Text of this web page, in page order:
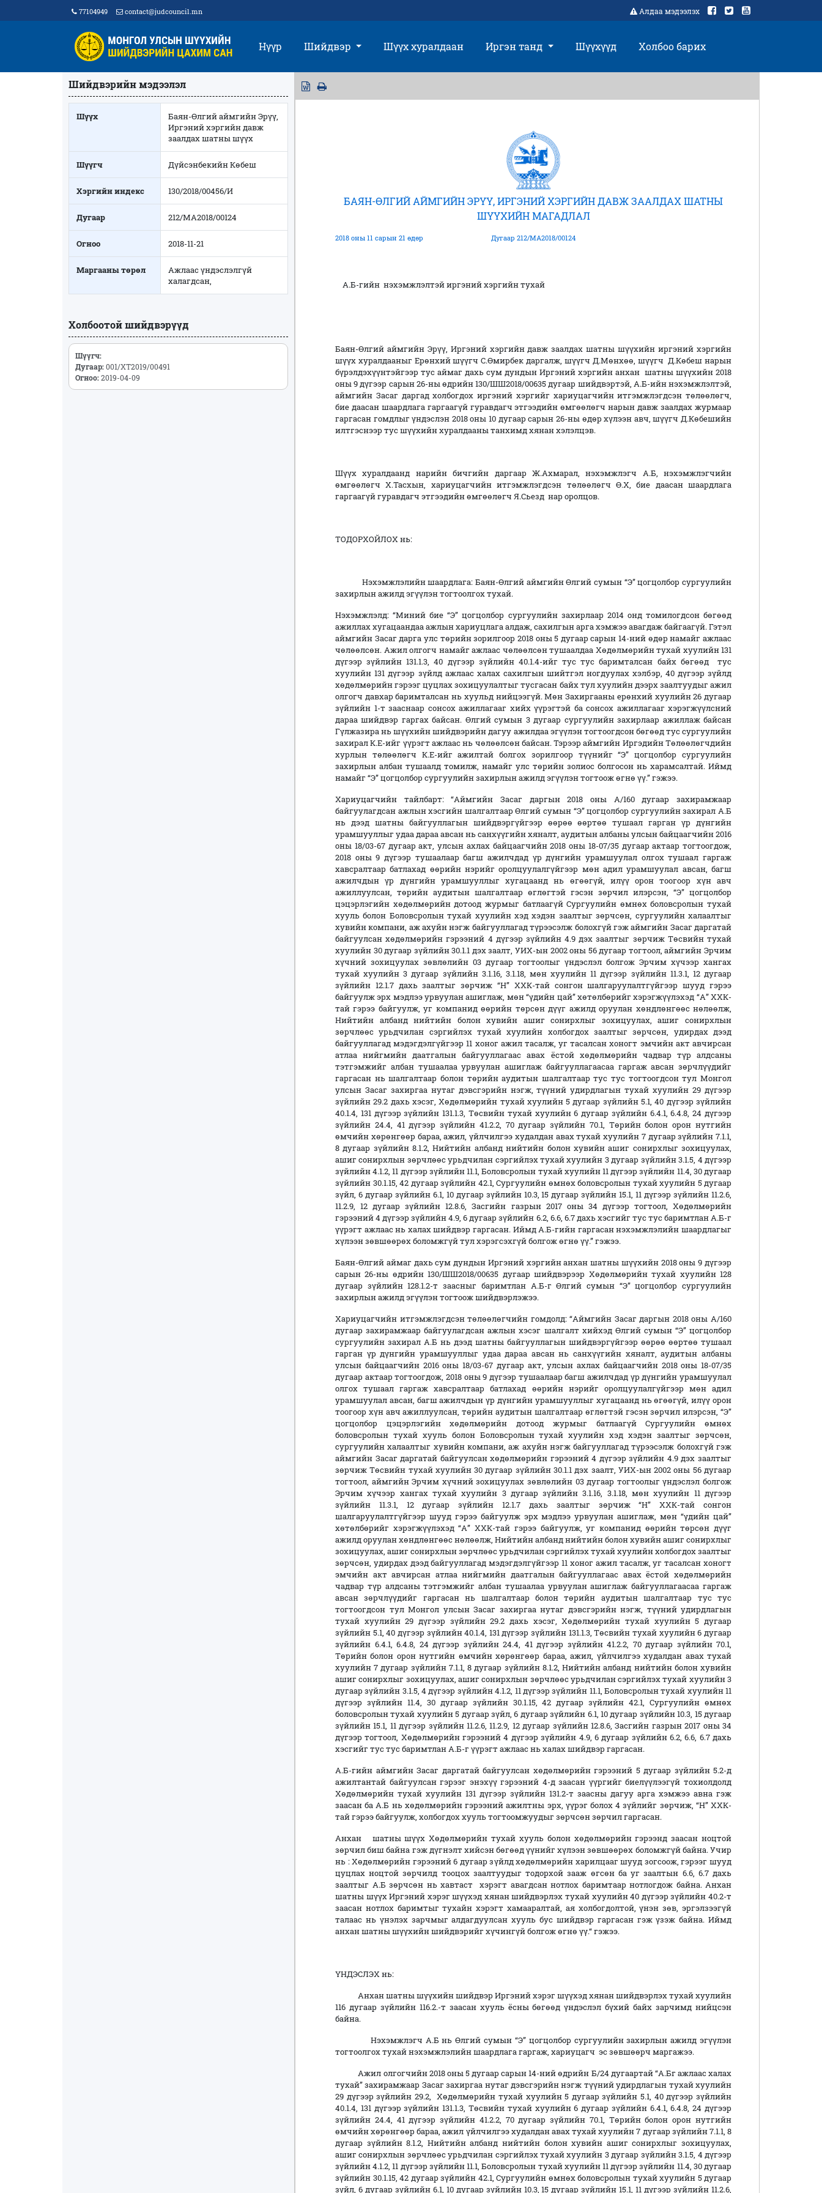
77104949 contact@judcouncil.mn Алдаа мэдээлэх
Нүүр Шийдвэр Шүүх хуралдаан Иргэн танд Шүүхүүд Холбоо барих
Шийдвэрийн мэдээлэл
Шүүх
Баян-Өлгий аймгийн Эрүү,
Иргэний хэргийн давж
заалдах шатны шүүх
Шүүгч Дүйсэнбекийн Көбеш
Хэргийн индекс 130/2018/00456/И
Дугаар 212/МА2018/00124
Огноо 2018-11-21
Маргааны төрөл
Ажлаас үндэслэлгүй
халагдсан,
Холбоотой шийдвэрүүд
Шүүгч:
Дугаар:001/ХТ2019/00491
Огноо:2019-04-09
БАЯН-ӨЛГИЙ АЙМГИЙН ЭРҮҮ, ИРГЭНИЙ ХЭРГИЙН ДАВЖ ЗААЛДАХ ШАТНЫ
ШҮҮХИЙН МАГАДЛАЛ
2018 оны 11 сарын 21 өдөр Дугаар 212/МА2018/00124
А.Б-гийн нэхэмжлэлтэй иргэний хэргийн тухай
Баян-Өлгий аймгийн Эрүү, Иргэний хэргийн давж заалдах шатны шүүхийн иргэний хэргийн
шүүх хуралдааныг Ерөнхий шүүгч С.Өмирбек даргалж, шүүгч Д.Мөнхөө, шүүгч Д.Көбеш нарын
бүрэлдэхүүнтэйгээр тус аймаг дахь сум дундын Иргэний хэргийн анхан шатны шүүхийн 2018
оны 9 дүгээр сарын 26-ны өдрийн 130/ШШ2018/00635 дугаар шийдвэртэй, А.Б-ийн нэхэмжлэлтэй,
аймгийн Засаг даргад холбогдох иргэний хэргийг хариуцагчийн итгэмжлэгдсэн төлөөлөгч,
бие даасан шаардлага гаргаагүй гуравдагч этгээдийн өмгөөлөгч нарын давж заалдах журмаар
гаргасан гомдлыг үндэслэн 2018 оны 10 дугаар сарын 26-ны өдөр хүлээн авч, шүүгч Д.Көбешийн
илтгэснээр тус шүүхийн хуралдааны танхимд хянан хэлэлцэв.
Шүүх хуралдаанд нарийн бичгийн даргаар Ж.Ахмарал, нэхэмжлэгч А.Б, нэхэмжлэгчийн
өмгөөлөгч Х.Тасхын, хариуцагчийн итгэмжлэгдсэн төлөөлөгч Ө.Х, бие даасан шаардлага
гаргаагүй гуравдагч этгээдийн өмгөөлөгч Я.Сьезд нар оролцов.
ТОДОРХОЙЛОХ нь:
Нэхэмжлэлийн шаардлага: Баян-Өлгий аймгийн Өлгий сумын “Э” цогцолбор сургуулийн
захирлын ажилд эгүүлэн тогтоолгох тухай.
Нэхэмжлэлд: “Миний бие “Э” цогцолбор сургуулийн захирлаар 2014 онд томилогдсон бөгөөд
ажиллах хугацаандаа ажлын хариуцлага алдаж, сахилгын арга хэмжээ авагдаж байгаагүй. Гэтэл
аймгийн Засаг дарга улс төрийн зорилгоор 2018 оны 5 дугаар сарын 14-ний өдөр намайг ажлаас
чөлөөлсөн. Ажил олгогч намайг ажлаас чөлөөлсөн тушаалдаа Хөдөлмөрийн тухай хуулийн 131
дүгээр зүйлийн 131.1.3, 40 дүгээр зүйлийн 40.1.4-ийг тус тус баримталсан байх бөгөөд тус
хуулийн 131 дүгээр зүйлд ажлаас халах сахилгын шийтгэл ногдуулах хэлбэр, 40 дүгээр зүйлд
хөдөлмөрийн гэрээг цуцлах зохицуулалтыг тусгасан байх тул хуулийн дээрх заалтуудыг ажил
олгогч давхар баримталсан нь хуульд нийцээгүй. Мөн Захиргааны ерөнхий хуулийн 26 дугаар
зүйлийн 1-т зааснаар сонсох ажиллагааг хийх үүрэгтэй ба сонсох ажиллагааг хэрэгжүүлсний
дараа шийдвэр гаргах байсан. Өлгий сумын 3 дугаар сургуулийн захирлаар ажиллаж байсан
Гүлжазира нь шүүхийн шийдвэрийн дагуу ажилдаа эгүүлэн тогтоогдсон бөгөөд тус сургуулийн
захирал К.Е-ийг үүрэгт ажлаас нь чөлөөлсөн байсан. Тэрээр аймгийн Иргэдийн Төлөөлөгчдийн
хурлын төлөөлөгч К.Е-ийг ажилтай болгох зорилгоор түүнийг “Э” цогцолбор сургуулийн
захирлын албан тушаалд томилж, намайг улс төрийн золиос болгосон нь харамсалтай. Иймд
намайг “Э” цогцолбор сургуулийн захирлын ажилд эгүүлэн тогтоож өгнө үү.” гэжээ.
Хариуцагчийн тайлбарт: “Аймгийн Засаг даргын 2018 оны А/160 дугаар захирамжаар
байгуулагдсан ажлын хэсгийн шалгалтаар Өлгий сумын “Э” цогцолбор сургуулийн захирал А.Б
нь дээд шатны байгууллагын шийдвэргүйгээр өөрөө өөртөө тушаал гарган үр дүнгийн
урамшууллыг удаа дараа авсан нь санхүүгийн хяналт, аудитын албаны улсын байцаагчийн 2016
оны 18/03-67 дугаар акт, улсын ахлах байцаагчийн 2018 оны 18-07/35 дугаар актаар тогтоогдож,
2018 оны 9 дүгээр тушаалаар багш ажилчдад үр дүнгийн урамшуулал олгох тушаал гаргаж
хавсралтаар батлахад өөрийн нэрийг оролцуулалгүйгээр мөн адил урамшуулал авсан, багш
ажилчдын үр дүнгийн урамшууллыг хугацаанд нь өгөөгүй, илүү орон тоогоор хүн авч
ажиллуулсан, төрийн аудитын шалгалтаар өглөгтэй гэсэн зөрчил илэрсэн, “Э” цогцолбор
цэцэрлэгийн хөдөлмөрийн дотоод журмыг батлаагүй Сургуулийн өмнөх боловсролын тухай
хууль болон Боловсролын тухай хуулийн хэд хэдэн заалтыг зөрчсөн, сургуулийн халаалтыг
хувийн компани, аж ахуйн нэгж байгууллагад түрээсэлж болохгүй гэж аймгийн Засаг даргатай
байгуулсан хөдөлмөрийн гэрээний 4 дүгээр зүйлийн 4.9 дэх заалтыг зөрчиж Төсвийн тухай
хуулийн 30 дугаар зүйлийн 30.1.1 дэх заалт, УИХ-ын 2002 оны 56 дугаар тогтоол, аймгийн Эрчим
хүчний зохицуулах зөвлөлийн 03 дугаар тогтоолыг үндэслэл болгож Эрчим хүчээр хангах
тухай хуулийн 3 дугаар зүйлийн 3.1.16, 3.1.18, мөн хуулийн 11 дүгээр зүйлийн 11.3.1, 12 дугаар
зүйлийн 12.1.7 дахь заалтыг зөрчиж “Н” ХХК-тай сонгон шалгаруулалтгүйгээр шууд гэрээ
байгуулж эрх мэдлээ урвуулан ашиглаж, мөн “үдийн цай” хөтөлбөрийг хэрэгжүүлэхэд “А” ХХК-
тай гэрээ байгуулж, уг компанид өөрийн төрсөн дүүг ажилд оруулан хөндлөнгөөс нөлөөлж,
Нийтийн албанд нийтийн болон хувийн ашиг сонирхлыг зохицуулах, ашиг сонирхлын
зөрчлөөс урьдчилан сэргийлэх тухай хуулийн холбогдох заалтыг зөрчсөн, удирдах дээд
байгууллагад мэдэгдэлгүйгээр 11 хоног ажил тасалж, уг тасалсан хоногт эмчийн акт авчирсан
атлаа нийгмийн даатгалын байгууллагаас авах ёстой хөдөлмөрийн чадвар түр алдсаны
тэтгэмжийг албан тушаалаа урвуулан ашиглаж байгууллагаасаа гаргаж авсан зөрчлүүдийг
гаргасан нь шалгалтаар болон төрийн аудитын шалгалтаар тус тус тогтоогдсон тул Монгол
улсын Засаг захиргаа нутаг дэвсгэрийн нэгж, түүний удирдлагын тухай хуулийн 29 дүгээр
зүйлийн 29.2 дахь хэсэг, Хөдөлмөрийн тухай хуулийн 5 дугаар зүйлийн 5.1, 40 дүгээр зүйлийн
40.1.4, 131 дүгээр зүйлийн 131.1.3, Төсвийн тухай хуулийн 6 дугаар зүйлийн 6.4.1, 6.4.8, 24 дүгээр
зүйлийн 24.4, 41 дүгээр зүйлийн 41.2.2, 70 дугаар зүйлийн 70.1, Төрийн болон орон нутгийн
өмчийн хөрөнгөөр бараа, ажил, үйлчилгээ худалдан авах тухай хуулийн 7 дугаар зүйлийн 7.1.1,
8 дугаар зүйлийн 8.1.2, Нийтийн албанд нийтийн болон хувийн ашиг сонирхлыг зохицуулах,
ашиг сонирхлын зөрчлөөс урьдчилан сэргийлэх тухай хуулийн 3 дугаар зүйлийн 3.1.5, 4 дүгээр
зүйлийн 4.1.2, 11 дүгээр зүйлийн 11.1, Боловсролын тухай хуулийн 11 дүгээр зүйлийн 11.4, 30 дугаар
зүйлийн 30.1.15, 42 дугаар зүйлийн 42.1, Сургуулийн өмнөх боловсролын тухай хуулийн 5 дугаар
зүйл, 6 дугаар зүйлийн 6.1, 10 дугаар зүйлийн 10.3, 15 дугаар зүйлийн 15.1, 11 дүгээр зүйлийн 11.2.6,
11.2.9, 12 дугаар зүйлийн 12.8.6, Засгийн газрын 2017 оны 34 дүгээр тогтоол, Хөдөлмөрийн
гэрээний 4 дүгээр зүйлийн 4.9, 6 дугаар зүйлийн 6.2, 6.6, 6.7 дахь хэсгийг тус тус баримтлан А.Б-г
үүрэгт ажлаас нь халах шийдвэр гаргасан. Иймд А.Б-гийн гаргасан нэхэмжлэлийн шаардлагыг
хүлээн зөвшөөрөх боломжгүй тул хэрэгсэхгүй болгож өгнө үү.” гэжээ.
Баян-Өлгий аймаг дахь сум дундын Иргэний хэргийн анхан шатны шүүхийн 2018 оны 9 дүгээр
сарын 26-ны өдрийн 130/ШШ2018/00635 дугаар шийдвэрээр Хөдөлмөрийн тухай хуулийн 128
дугаар зүйлийн 128.1.2-т заасныг баримтлан А.Б-г Өлгий сумын “Э” цогцолбор сургуулийн
захирлын ажилд эгүүлэн тогтоож шийдвэрлэжээ.
Хариуцагчийн итгэмжлэгдсэн төлөөлөгчийн гомдолд: “Аймгийн Засаг даргын 2018 оны А/160
дугаар захирамжаар байгуулагдсан ажлын хэсэг шалгалт хийхэд Өлгий сумын “Э” цогцолбор
сургуулийн захирал А.Б нь дээд шатны байгууллагын шийдвэргүйгээр өөрөө өөртөө тушаал
гарган үр дүнгийн урамшууллыг удаа дараа авсан нь санхүүгийн хяналт, аудитын албаны
улсын байцаагчийн 2016 оны 18/03-67 дугаар акт, улсын ахлах байцаагчийн 2018 оны 18-07/35
дугаар актаар тогтоогдож, 2018 оны 9 дүгээр тушаалаар багш ажилчдад үр дүнгийн урамшуулал
олгох тушаал гаргаж хавсралтаар батлахад өөрийн нэрийг оролцуулалгүйгээр мөн адил
урамшуулал авсан, багш ажилчдын үр дүнгийн урамшууллыг хугацаанд нь өгөөгүй, илүү орон
тоогоор хүн авч ажиллуулсан, төрийн аудитын шалгалтаар өглөгтэй гэсэн зөрчил илэрсэн, “Э”
цогцолбор цэцэрлэгийн хөдөлмөрийн дотоод журмыг батлаагүй Сургуулийн өмнөх
боловсролын тухай хууль болон Боловсролын тухай хуулийн хэд хэдэн заалтыг зөрчсөн,
сургуулийн халаалтыг хувийн компани, аж ахуйн нэгж байгууллагад түрээсэлж болохгүй гэж
аймгийн Засаг даргатай байгуулсан хөдөлмөрийн гэрээний 4 дүгээр зүйлийн 4.9 дэх заалтыг
зөрчиж Төсвийн тухай хуулийн 30 дугаар зүйлийн 30.1.1 дэх заалт, УИХ-ын 2002 оны 56 дугаар
тогтоол, аймгийн Эрчим хүчний зохицуулах зөвлөлийн 03 дугаар тогтоолыг үндэслэл болгож
Эрчим хүчээр хангах тухай хуулийн 3 дугаар зүйлийн 3.1.16, 3.1.18, мөн хуулийн 11 дүгээр
зүйлийн 11.3.1, 12 дугаар зүйлийн 12.1.7 дахь заалтыг зөрчиж “Н” ХХК-тай сонгон
шалгаруулалтгүйгээр шууд гэрээ байгуулж эрх мэдлээ урвуулан ашиглаж, мөн “үдийн цай”
хөтөлбөрийг хэрэгжүүлэхэд “А” ХХК-тай гэрээ байгуулж, уг компанид өөрийн төрсөн дүүг
ажилд оруулан хөндлөнгөөс нөлөөлж, Нийтийн албанд нийтийн болон хувийн ашиг сонирхлыг
зохицуулах, ашиг сонирхлын зөрчлөөс урьдчилан сэргийлэх тухай хуулийн холбогдох заалтыг
зөрчсөн, удирдах дээд байгууллагад мэдэгдэлгүйгээр 11 хоног ажил тасалж, уг тасалсан хоногт
эмчийн акт авчирсан атлаа нийгмийн даатгалын байгууллагаас авах ёстой хөдөлмөрийн
чадвар түр алдсаны тэтгэмжийг албан тушаалаа урвуулан ашиглаж байгууллагаасаа гаргаж
авсан зөрчлүүдийг гаргасан нь шалгалтаар болон төрийн аудитын шалгалтаар тус тус
тогтоогдсон тул Монгол улсын Засаг захиргаа нутаг дэвсгэрийн нэгж, түүний удирдлагын
тухай хуулийн 29 дүгээр зүйлийн 29.2 дахь хэсэг, Хөдөлмөрийн тухай хуулийн 5 дугаар
зүйлийн 5.1, 40 дүгээр зүйлийн 40.1.4, 131 дүгээр зүйлийн 131.1.3, Төсвийн тухай хуулийн 6 дугаар
зүйлийн 6.4.1, 6.4.8, 24 дүгээр зүйлийн 24.4, 41 дүгээр зүйлийн 41.2.2, 70 дугаар зүйлийн 70.1,
Төрийн болон орон нутгийн өмчийн хөрөнгөөр бараа, ажил, үйлчилгээ худалдан авах тухай
хуулийн 7 дугаар зүйлийн 7.1.1, 8 дугаар зүйлийн 8.1.2, Нийтийн албанд нийтийн болон хувийн
ашиг сонирхлыг зохицуулах, ашиг сонирхлын зөрчлөөс урьдчилан сэргийлэх тухай хуулийн 3
дугаар зүйлийн 3.1.5, 4 дүгээр зүйлийн 4.1.2, 11 дүгээр зүйлийн 11.1, Боловсролын тухай хуулийн 11
дүгээр зүйлийн 11.4, 30 дугаар зүйлийн 30.1.15, 42 дугаар зүйлийн 42.1, Сургуулийн өмнөх
боловсролын тухай хуулийн 5 дугаар зүйл, 6 дугаар зүйлийн 6.1, 10 дугаар зүйлийн 10.3, 15 дугаар
зүйлийн 15.1, 11 дүгээр зүйлийн 11.2.6, 11.2.9, 12 дугаар зүйлийн 12.8.6, Засгийн газрын 2017 оны 34
дүгээр тогтоол, Хөдөлмөрийн гэрээний 4 дүгээр зүйлийн 4.9, 6 дугаар зүйлийн 6.2, 6.6, 6.7 дахь
хэсгийг тус тус баримтлан А.Б-г үүрэгт ажлаас нь халах шийдвэр гаргасан.
А.Б-гийн аймгийн Засаг даргатай байгуулсан хөдөлмөрийн гэрээний 5 дугаар зүйлийн 5.2-д
ажилтантай байгуулсан гэрээг энэхүү гэрээний 4-д заасан үүргийг биелүүлээгүй тохиолдолд
Хөдөлмөрийн тухай хуулийн 131 дүгээр зүйлийн 131.2-т заасны дагуу арга хэмжээ авна гэж
заасан ба А.Б нь хөдөлмөрийн гэрээний ажилтны эрх, үүрэг болох 4 зүйлийг зөрчиж, “Н” ХХК-
тай гэрээ байгуулж, холбогдох хууль тогтоомжуудыг зөрчсөн зөрчил гаргасан.
Анхан шатны шүүх Хөдөлмөрийн тухай хууль болон хөдөлмөрийн гэрээнд заасан ноцтой
зөрчил биш байна гэж дүгнэлт хийсэн бөгөөд үүнийг хүлээн зөвшөөрөх боломжгүй байна. Учир
нь : Хөдөлмөрийн гэрээний 6 дугаар зүйлд хөдөлмөрийн харилцааг шууд зогсоож, гэрээг шууд
цуцлах ноцтой зөрчилд тооцох заалтуудыг тодорхой зааж өгсөн ба уг заалтын 6.6, 6.7 дахь
заалтыг А.Б зөрчсөн нь хавтаст хэрэгт авагдсан нотлох баримтаар нотлогдож байна. Анхан
шатны шүүх Иргэний хэрэг шүүхэд хянан шийдвэрлэх тухай хуулийн 40 дүгээр зүйлийн 40.2-т
заасан нотлох баримтыг тухайн хэрэгт хамааралтай, ая холбогдолтой, үнэн зөв, эргэлзээгүй
талаас нь үнэлэх зарчмыг алдагдуулсан хууль бус шийдвэр гаргасан гэж үзэж байна. Иймд
анхан шатны шүүхийн шийдвэрийг хүчингүй болгож өгнө үү.“ гэжээ.
ҮНДЭСЛЭХ нь:
Анхан шатны шүүхийн шийдвэр Иргэний хэрэг шүүхэд хянан шийдвэрлэх тухай хуулийн
116 дугаар зүйлийн 116.2.-т заасан хууль ёсны бөгөөд үндэслэл бүхий байх зарчимд нийцсэн
байна.
Нэхэмжлэгч А.Б нь Өлгий сумын “Э” цогцолбор сургуулийн захирлын ажилд эгүүлэн
тогтоолгох тухай нэхэмжлэлийн шаардлага гаргаж, хариуцагч эс зөвшөөрч маргажээ.
Ажил олгогчийн 2018 оны 5 дугаар сарын 14-ний өдрийн Б/24 дугаартай “А.Бг ажлаас халах
тухай” захирамжаар Засаг захиргаа нутаг дэвсгэрийн нэгж түүний удирдлагын тухай хуулийн
29 дүгээр зүйлийн 29.2, Хөдөлмөрийн тухай хуулийн 5 дугаар зүйлийн 5.1, 40 дүгээр зүйлийн
40.1.4, 131 дүгээр зүйлийн 131.1.3, Төсвийн тухай хуулийн 6 дугаар зүйлийн 6.4.1, 6.4.8, 24 дүгээр
зүйлийн 24.4, 41 дүгээр зүйлийн 41.2.2, 70 дугаар зүйлийн 70.1, Төрийн болон орон нутгийн
өмчийн хөрөнгөөр бараа, ажил үйлчилгээ худалдан авах тухай хуулийн 7 дугаар зүйлийн 7.1.1, 8
дугаар зүйлийн 8.1.2, Нийтийн албанд нийтийн болон хувийн ашиг сонирхлыг зохицуулах,
ашиг сонирхлын зөрчлөөс урьдчилан сэргийлэх тухай хуулийн 3 дугаар зүйлийн 3.1.5, 4 дүгээр
зүйлийн 4.1.2, 11 дүгээр зүйлийн 11.1, Боловсролын тухай хуулийн 11 дүгээр зүйлийн 11.4, 30 дугаар
зүйлийн 30.1.15, 42 дугаар зүйлийн 42.1, Сургуулийн өмнөх боловсролын тухай хуулийн 5 дугаар
зүйл, 6 дугаар зүйлийн 6.1, 10 дугаар зүйлийн 10.3, 15 дугаар зүйлийн 15.1, 11 дүгээр зүйлийн 11.2.6,